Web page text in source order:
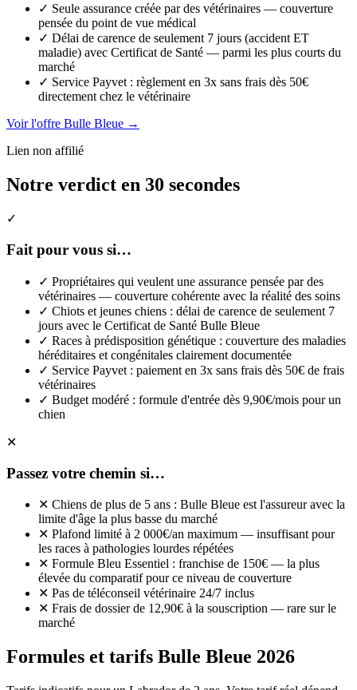
✓ Seule assurance créée par des vétérinaires — couverture
pensée du point de vue médical
✓ Délai de carence de seulement 7 jours (accident ET
maladie) avec Certificat de Santé — parmi les plus courts du
marché
✓ Service Payvet : règlement en 3x sans frais dès 50€
directement chez le vétérinaire
Voir l'offre Bulle Bleue →
Lien non affilié
Notre verdict en 30 secondes
✓
Fait pour vous si…
✓ Propriétaires qui veulent une assurance pensée par des
vétérinaires — couverture cohérente avec la réalité des soins
✓ Chiots et jeunes chiens : délai de carence de seulement 7
jours avec le Certificat de Santé Bulle Bleue
✓ Races à prédisposition génétique : couverture des maladies
héréditaires et congénitales clairement documentée
✓ Service Payvet : paiement en 3x sans frais dès 50€ de frais
vétérinaires
✓ Budget modéré : formule d'entrée dès 9,90€/mois pour un
chien
✕
Passez votre chemin si…
✕ Chiens de plus de 5 ans : Bulle Bleue est l'assureur avec la
limite d'âge la plus basse du marché
✕ Plafond limité à 2 000€/an maximum — insuffisant pour
les races à pathologies lourdes répétées
✕ Formule Bleu Essentiel : franchise de 150€ — la plus
élevée du comparatif pour ce niveau de couverture
✕ Pas de téléconseil vétérinaire 24/7 inclus
✕ Frais de dossier de 12,90€ à la souscription — rare sur le
marché
Formules et tarifs Bulle Bleue 2026